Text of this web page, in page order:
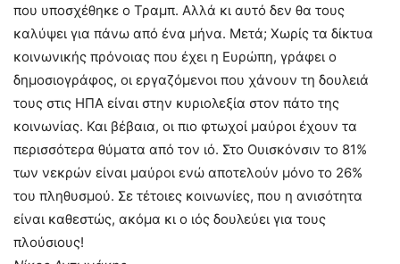
που υποσχέθηκε ο Τραμπ. Αλλά κι αυτό δεν θα τους
καλύψει για πάνω από ένα μήνα. Μετά; Χωρίς τα δίκτυα
κοινωνικής πρόνοιας που έχει η Ευρώπη, γράφει ο
δημοσιογράφος, οι εργαζόμενοι που χάνουν τη δουλειά
τους στις ΗΠΑ είναι στην κυριολεξία στον πάτο της
κοινωνίας. Και βέβαια, οι πιο φτωχοί μαύροι έχουν τα
περισσότερα θύματα από τον ιό. Στο Ουισκόνσιν το 81%
των νεκρών είναι μαύροι ενώ αποτελούν μόνο το 26%
του πληθυσμού. Σε τέτοιες κοινωνίες, που η ανισότητα
είναι καθεστώς, ακόμα κι ο ιός δουλεύει για τους
πλούσιους!